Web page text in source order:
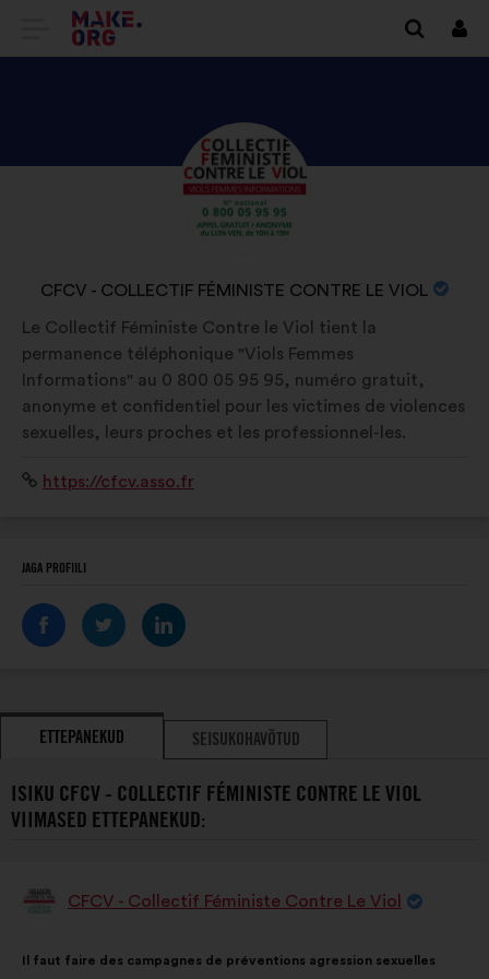
SAIDI
AVALEHELE
Logi
TUTVU
ISIKU
CFCV
FÉMINISTE
CONTRE
LE
VIOL
ORGANISATSIOONI
NIMI:
CFCV - COLLECTIF FÉMINISTE CONTRE LE VIOL
Elulugu:
Le Collectif Féministe Contre le Viol tient la
permanence téléphonique "Viols Femmes
Informations" au 0 800 05 95 95, numéro gratuit,
anonyme et confidentiel pour les victimes de violences
sexuelles, leurs proches et les professionnel-les.
Veebisait:
https://cfcv.asso.fr
JAGA PROFIILI
ETTEPANEKUD SEISUKOHAVÕTUD
ISIKU CFCV - COLLECTIF FÉMINISTE CONTRE LE VIOL
VIIMASED ETTEPANEKUD:
EttepanekuCFCV - Collectif Féministe Contre Le Viol
sisu:
Il faut faire des campagnes de préventions agression sexuelles
jaotus: